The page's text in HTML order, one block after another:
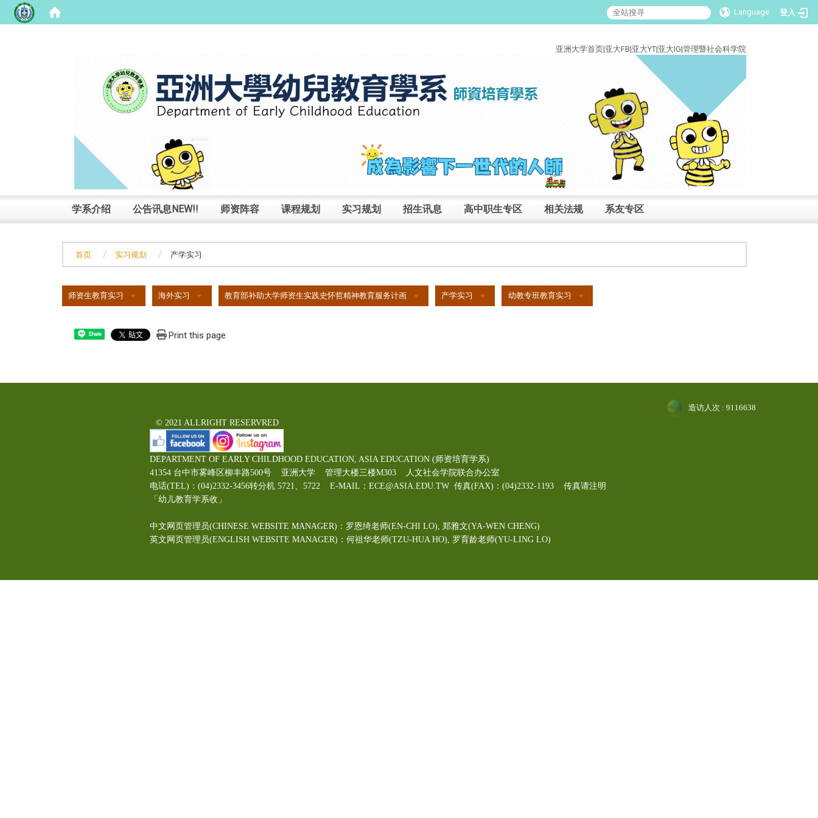
Language 登入
亚洲大学首页|亚大FB|亚大YT|亚大IG|管理暨社会科学院
学系介绍 公告讯息NEW!! 师资阵容 课程规划 实习规划 招生讯息 高中职生专区 相关法规 系友专区
首页 实习规划 产学实习
师资生教育实习 海外实习 教育部补助大学师资生实践史怀哲精神教育服务计画 产学实习 幼教专班教育实习
Share Print this page
© 2021 ALLRIGHT RESERVRED
DEPARTMENT OF EARLY CHILDHOOD EDUCATION, ASIA EDUCATION (师资培育学系)
41354 台中市雾峰区柳丰路500号 亚洲大学 管理大楼三楼M303 人文社会学院联合办公室
电话(TEL)：(04)2332-3456转分机 5721、5722 E-MAIL：ECE@ASIA.EDU.TW 传真(FAX)：(04)2332-1193 传真请注明
「幼儿教育学系收」
中文网页管理员(CHINESE WEBSITE MANAGER)：罗恩绮老师(EN-CHI LO) , 郑雅文(YA-WEN CHENG)
英文网页管理员(ENGLISH WEBSITE MANAGER)：何祖华老师(TZU-HUA HO), 罗育龄老师(YU-LING LO)
造访人次 : 9116638